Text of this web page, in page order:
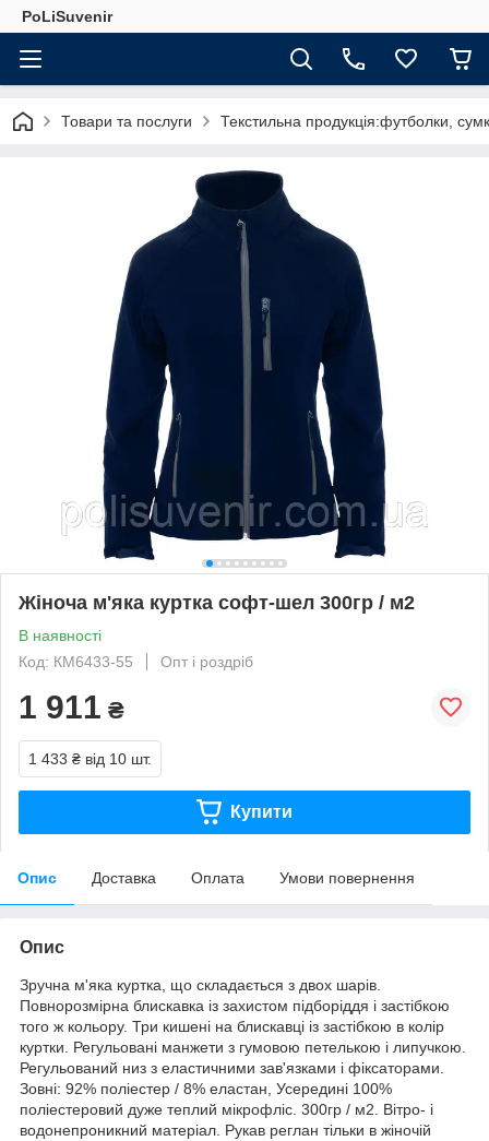
PoLiSuvenir
Товари та послуги Текстильна продукція:футболки,
Жіноча м'яка куртка софт-шел 300гр / м2
В наявності
Код: КМ6433-55
Опт і роздріб
1 911 ₴
1 433 ₴ від 10 шт.
Купити
Опис Доставка Оплата Умови повернення
Опис
Зручна м'яка куртка, що складається з двох шарів.
Повнорозмірна блискавка із захистом підборіддя і застібкою
того ж кольору. Три кишені на блискавці із застібкою в колір
куртки. Регульовані манжети з гумовою петелькою і липучкою.
Регульований низ з еластичними зав'язками і фіксаторами.
Зовні: 92% поліестер / 8% еластан, Усередині 100%
поліестеровий дуже теплий мікрофліс. 300гр / м2. Вітро- і
водонепроникний матеріал. Рукав реглан тільки в жіночій